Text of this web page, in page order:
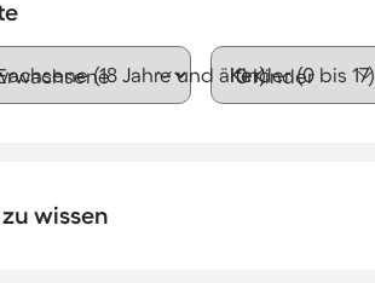
(18 Jahre und älter)Kinder (0 bis 17)
wissen